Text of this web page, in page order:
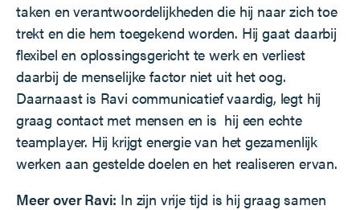
taken en verantwoordelijkheden die hij naar zich toe
trekt en die hem toegekend worden. Hij gaat daarbij
flexibel en oplossingsgericht te werk en verliest
daarbij de menselijke factor niet uit het oog.
Daarnaast is Ravi communicatief vaardig, legt hij
graag contact met mensen en is hij een echte
teamplayer. Hij krijgt energie van het gezamenlijk
werken aan gestelde doelen en het realiseren ervan.
Meer over Ravi: In zijn vrije tijd is hij graag samen